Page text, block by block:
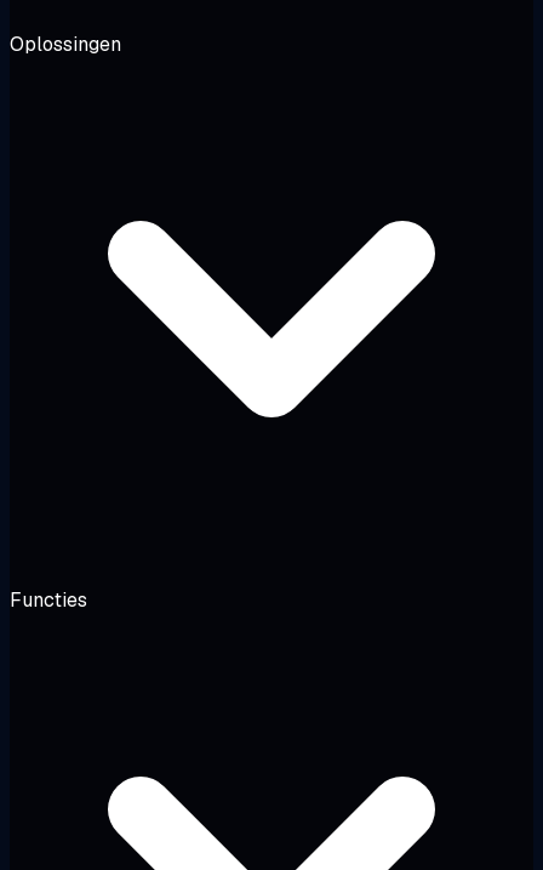
Oplossingen
Functies